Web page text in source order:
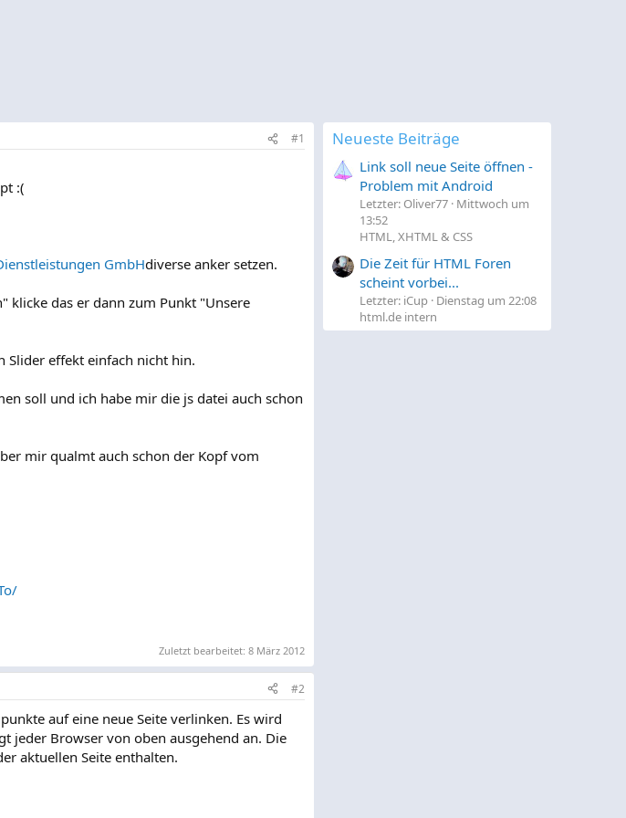
#1
:(
GmbHdiverse anker setzen.
klicke das er dann zum Punkt "Unsere
Slider effekt einfach nicht hin.
soll und ich habe mir die js datei auch schon
mir qualmt auch schon der Kopf vom
Zuletzt bearbeitet: 8 März 2012
#2
auf eine neue Seite verlinken. Es wird
jeder Browser von oben ausgehend an. Die
aktuellen Seite enthalten.
Neueste Beiträge
Link soll neue Seite öffnen -
Problem mit Android
Letzter: Oliver77 Mittwoch um
13:52
HTML, XHTML & CSS
Die Zeit für HTML Foren
scheint vorbei...
Letzter: iCup Dienstag um 22:08
html.de intern